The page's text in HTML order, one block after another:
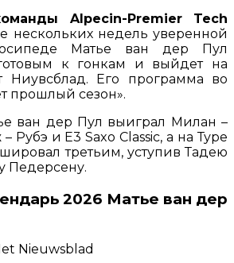
Alpecin-Premier Tech
нескольких недель уверенной
Матье ван дер Пул
готовым к гонкам и выйдет на
Ниувсблад. Его программа во
прошлый сезон».
ван дер Пул выиграл Милан –
Рубэ и E3 Saxo Classic, а на Туре
третьим, уступив Тадею
Педерсену.
2026 Матье ван дер
Nieuwsblad